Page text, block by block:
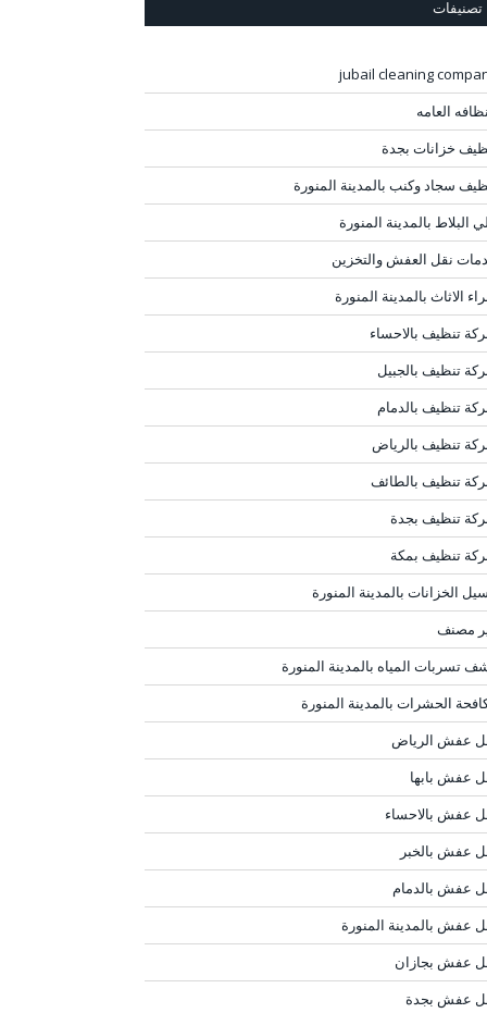
تصنيفات
jubail cleaning
العامه
خزانات بجدة
سجاد وكنب بالمدينة المنورة
البلاط بالمدينة المنورة
نقل العفش والتخزين
الاثاث بالمدينة المنورة
تنظيف بالاحساء
تنظيف بالجبيل
تنظيف بالدمام
تنظيف بالرياض
تنظيف بالطائف
تنظيف بجدة
تنظيف بمكة
الخزانات بالمدينة المنورة
مصنف
تسربات المياه بالمدينة المنورة
الحشرات بالمدينة المنورة
عفش الرياض
عفش بابها
عفش بالاحساء
عفش بالخبر
عفش بالدمام
عفش بالمدينة المنورة
عفش بجازان
عفش بجدة